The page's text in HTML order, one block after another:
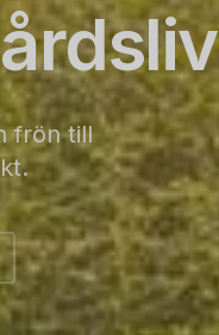
frön till